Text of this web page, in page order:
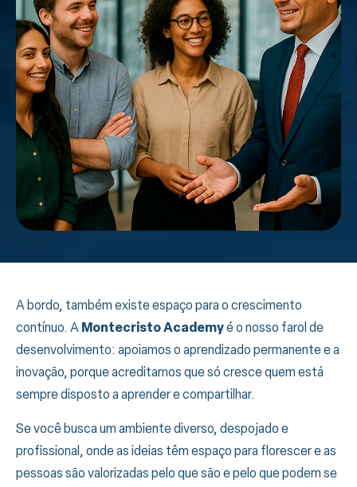
A bordo, também existe espaço para o crescimento
contínuo. A Montecristo Academyé o nosso farol de
desenvolvimento: apoiamos o aprendizado permanente e a
inovação, porque acreditamos que só cresce quem está
sempre disposto a aprender e compartilhar.
Se você busca um ambiente diverso, despojado e
profissional, onde as ideias têm espaço para florescer e as
pessoas são valorizadas pelo que são e pelo que podem se